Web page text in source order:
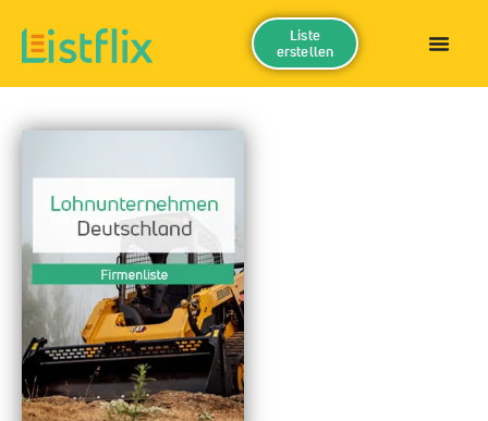
Liste
erstellen